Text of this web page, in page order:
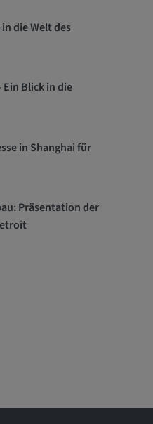
die Welt des
Blick in die
in Shanghai für
Präsentation der